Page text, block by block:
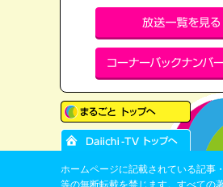
ホームページに記載されている記事
等の無断転載を禁じます。すべての